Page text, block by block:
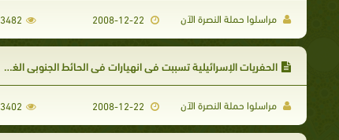
مراسلوا حملة النصرة الآن 3482
الحفريات الإسرائيلية تسببت في انهيارات في الحائط الجنوبي الغربي للمسجد الأقصى
مراسلوا حملة النصرة الآن 3402